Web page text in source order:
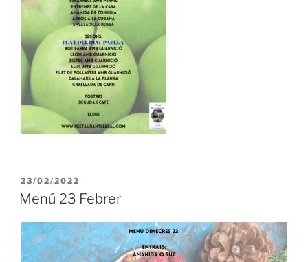
PUBLICADO
EL
23/02/2022
Menú 23 Febrer